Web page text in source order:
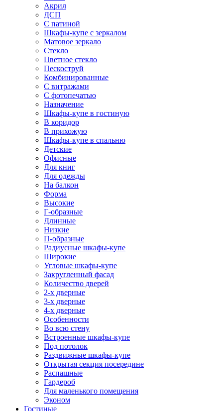
Акрил
ДСП
С патиной
Шкафы-купе с зеркалом
Матовое зеркало
Стекло
Цветное стекло
Пескоструй
Комбинированные
С витражами
С фотопечатью
Назначение
Шкафы-купе в гостиную
В коридор
В прихожую
Шкафы-купе в спальню
Детские
Офисные
Для книг
Для одежды
На балкон
Форма
Высокие
Г-образные
Длинные
Низкие
П-образные
Радиусные шкафы-купе
Широкие
Угловые шкафы-купе
Закругленный фасад
Количество дверей
2-х дверные
3-х дверные
4-х дверные
Особенности
Во всю стену
Встроенные шкафы-купе
Под потолок
Раздвижные шкафы-купе
Открытая секция посередине
Распашные
Гардероб
Для маленького помещения
Эконом
Гостиные